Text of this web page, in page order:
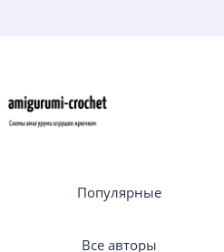
Популярные
Все авторы